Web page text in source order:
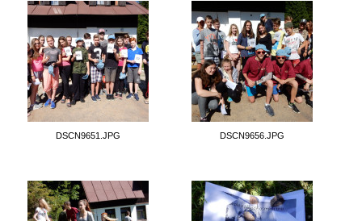
DSCN9651.JPG DSCN9656.JPG